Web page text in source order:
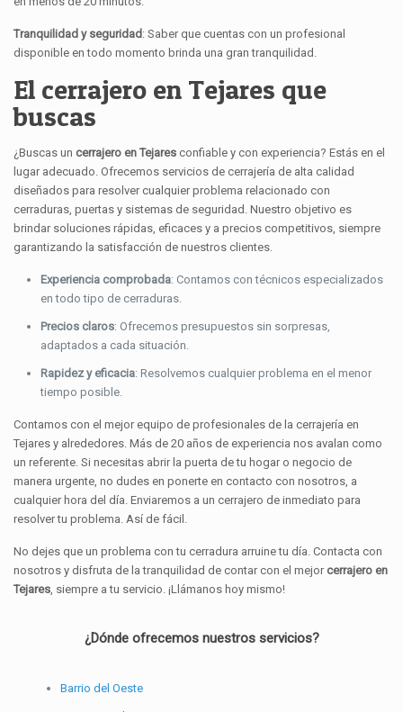
Tranquilidad y seguridad: Saber que cuentas con un profesional
disponible en todo momento brinda una gran tranquilidad.
El cerrajero en Tejares que
buscas
¿Buscas un cerrajero en Tejares confiable y con experiencia? Estás en el
lugar adecuado. Ofrecemos servicios de cerrajería de alta calidad
diseñados para resolver cualquier problema relacionado con
cerraduras, puertas y sistemas de seguridad. Nuestro objetivo es
brindar soluciones rápidas, eficaces y a precios competitivos, siempre
garantizando la satisfacción de nuestros clientes.
Experiencia comprobada: Contamos con técnicos especializados
en todo tipo de cerraduras.
Precios claros: Ofrecemos presupuestos sin sorpresas,
adaptados a cada situación.
Rapidez y eficacia: Resolvemos cualquier problema en el menor
tiempo posible.
Contamos con el mejor equipo de profesionales de la cerrajería en
Tejares y alrededores. Más de 20 años de experiencia nos avalan como
un referente. Si necesitas abrir la puerta de tu hogar o negocio de
manera urgente, no dudes en ponerte en contacto con nosotros, a
cualquier hora del día. Enviaremos a un cerrajero de inmediato para
resolver tu problema. Así de fácil.
No dejes que un problema con tu cerradura arruine tu día. Contacta con
nosotros y disfruta de la tranquilidad de contar con el mejor cerrajero en
Tejares , siempre a tu servicio. ¡Llámanos hoy mismo!
¿Dónde ofrecemos nuestros servicios?
Barrio del Oeste